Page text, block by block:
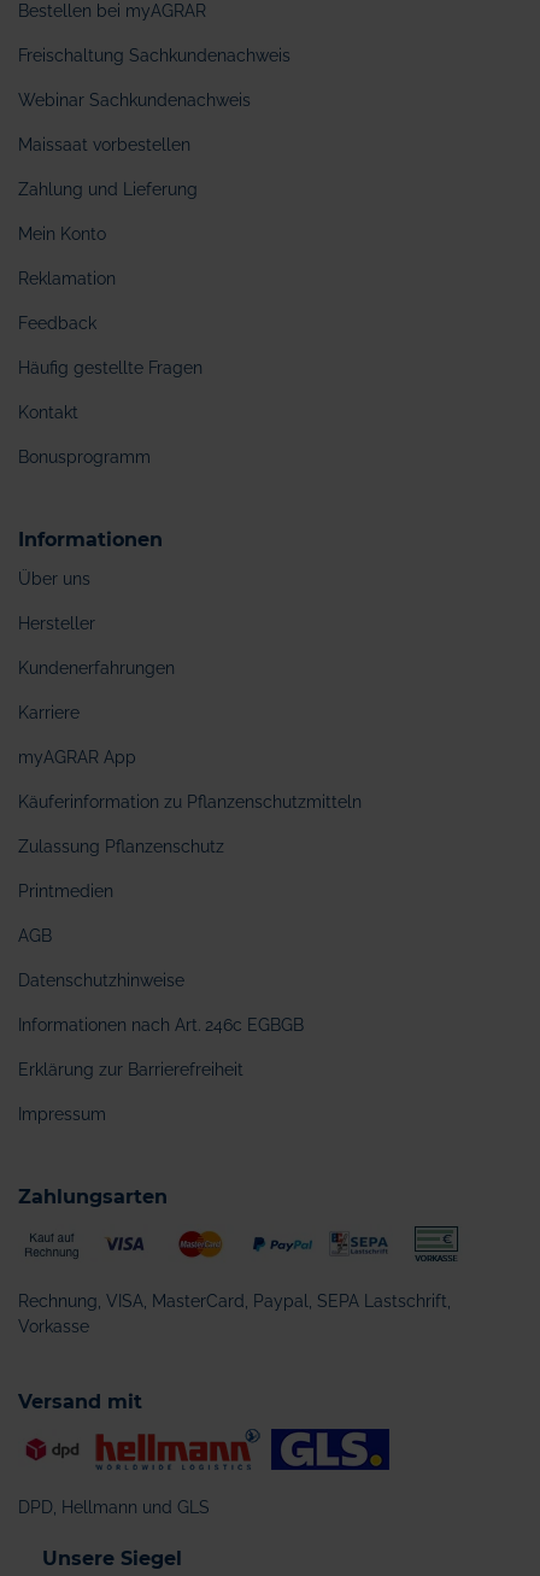
Bestellen bei myAGRAR
Freischaltung Sachkundenachweis
Webinar Sachkundenachweis
Maissaat vorbestellen
Zahlung und Lieferung
Mein Konto
Reklamation
Feedback
Häufig gestellte Fragen
Kontakt
Bonusprogramm
Informationen
Über uns
Hersteller
Kundenerfahrungen
Karriere
myAGRAR App
Käuferinformation zu Pflanzenschutzmitteln
Zulassung Pflanzenschutz
Printmedien
AGB
Datenschutzhinweise
Informationen nach Art. 246c EGBGB
Erklärung zur Barrierefreiheit
Impressum
Zahlungsarten
Rechnung, VISA, MasterCard, Paypal, SEPA Lastschrift,
Vorkasse
Versand mit
DPD, Hellmann und GLS
Unsere Siegel